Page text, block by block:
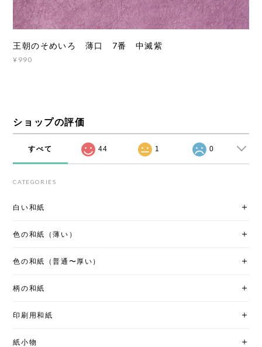
王朝のそめいろ 薄口 7番 中滅紫
¥990
ショップの評価
すべて 44 1 0
CATEGORIES
白い和紙
色の和紙（薄い）
色の和紙（普通〜厚い）
柄の和紙
印刷用和紙
紙小物